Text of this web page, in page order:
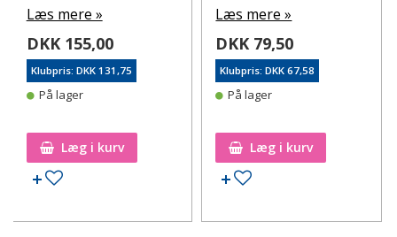
Læs mere »
DKK 155,00
Klubpris: DKK 131,75
På lager
Læg i kurv
Tilføj til ønskeseddel
Læs mere »
DKK 79,50
Klubpris: DKK 67,58
På lager
Læg i kurv
Tilføj til ønskeseddel